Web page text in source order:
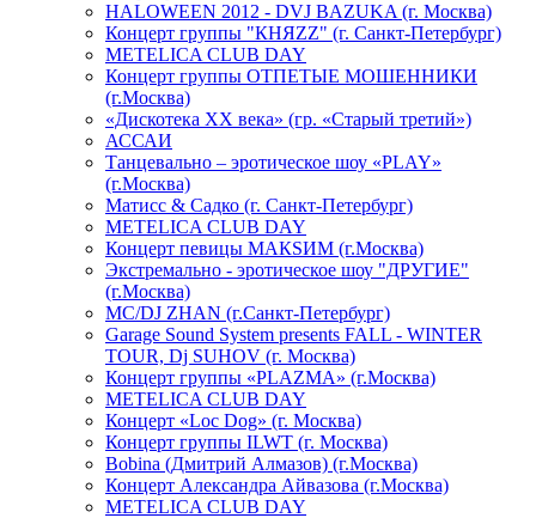
HALOWEEN 2012 - DVJ BAZUKA (г. Москва)
Концерт группы "КНЯZZ" (г. Санкт-Петербург)
METELICA CLUB DAY
Концерт группы ОТПЕТЫЕ МОШЕННИКИ
(г.Москва)
«Дискотека ХХ века» (гр. «Старый третий»)
АССАИ
Танцевально – эротическое шоу «PLAY»
(г.Москва)
Матисс & Садко (г. Санкт-Петербург)
METELICA CLUB DAY
Концерт певицы МАКSИМ (г.Москва)
Экстремально - эротическое шоу "ДРУГИЕ"
(г.Москва)
МС/DJ ZHAN (г.Санкт-Петербург)
Garage Sound System presents FALL - WINTER
TOUR, Dj SUHOV (г. Москва)
Концерт группы «PLAZMA» (г.Москва)
METELICA CLUB DAY
Концерт «Loc Dog» (г. Москва)
Концерт группы ILWT (г. Москва)
Bobina (Дмитрий Алмазов) (г.Москва)
Концерт Александра Айвазова (г.Москва)
METELICA CLUB DAY